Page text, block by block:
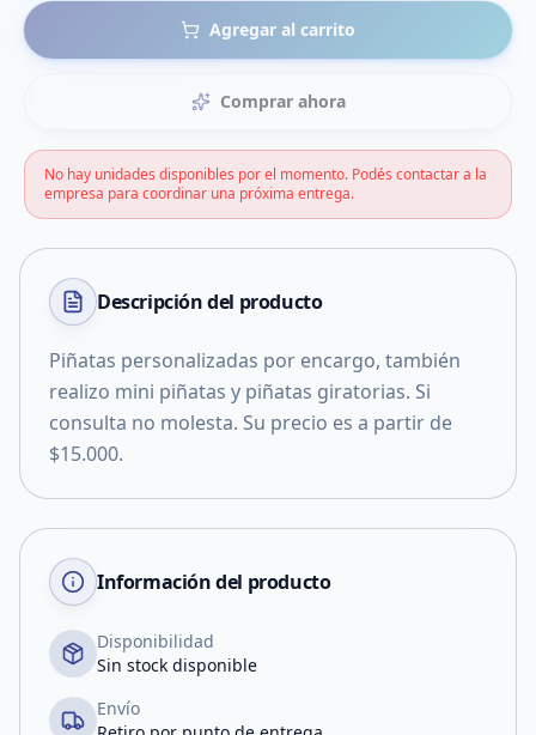
Agregar al carrito
Comprar ahora
No hay unidades disponibles por el momento. Podés contactar a la
empresa para coordinar una próxima entrega.
Descripción del producto
Piñatas personalizadas por encargo, también
realizo mini piñatas y piñatas giratorias. Si
consulta no molesta. Su precio es a partir de
$15.000.
Información del producto
Disponibilidad
Sin stock disponible
Envío